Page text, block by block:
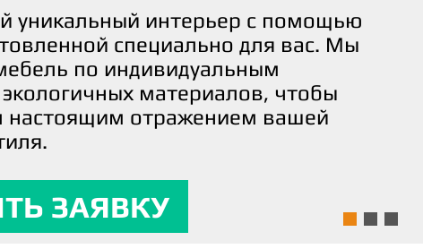
уникальный интерьер с помощью
специально для вас. Мы
по индивидуальным
материалов, чтобы
настоящим отражением вашей
ЗАЯВКУ
экологически чистые
изготовления нашей мебели.
не только придают вашему дому
и помогают заботиться о нашей
ЗАЯВКУ
не просто мебель, а
от процесса создания.
искусных мастеров готова
идеи и желания в реальность,
мебели соответствовала
и предоставляла
ЗАЯВКУ